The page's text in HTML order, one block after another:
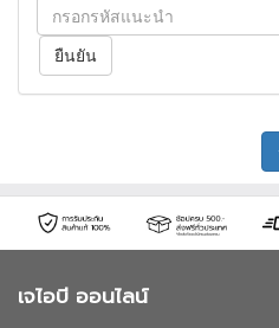
เจไอบี ออนไลน์